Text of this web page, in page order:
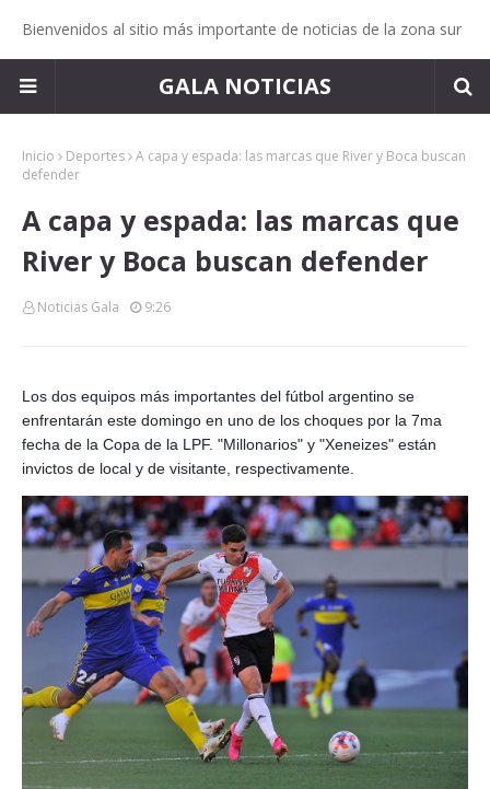
Bienvenidos al sitio más importante de noticias de la zona sur
GALA NOTICIAS
Inicio Deportes A capa y espada: las marcas que River y Boca buscan
defender
A capa y espada: las marcas que
River y Boca buscan defender
Noticias Gala 9:26
Los dos equipos más importantes del fútbol argentino se
enfrentarán este domingo en uno de los choques por la 7ma
fecha de la Copa de la LPF. "Millonarios" y "Xeneizes" están
invictos de local y de visitante, respectivamente.